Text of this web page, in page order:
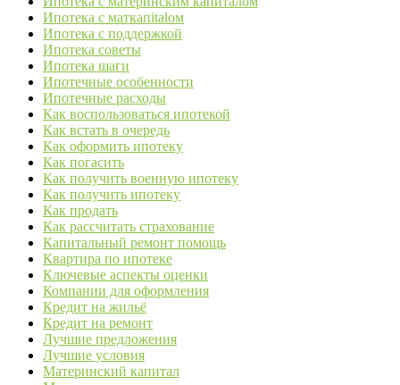
Ипотека с маткапitalом
Ипотека с поддержкой
Ипотека советы
Ипотека шаги
Ипотечные особенности
Ипотечные расходы
Как воспользоваться ипотекой
Как встать в очередь
Как оформить ипотеку
Как погасить
Как получить военную ипотеку
Как получить ипотеку
Как продать
Как рассчитать страхование
Капитальный ремонт помощь
Квартира по ипотеке
Ключевые аспекты оценки
Компании для оформления
Кредит на жильё
Кредит на ремонт
Лучшие предложения
Лучшие условия
Материнский капитал